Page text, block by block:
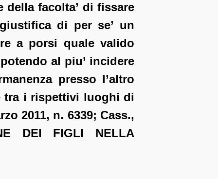
della facolta’ di fissare
di per se’ un
a porsi quale valido
al piu’ incidere
presso l’altro
tra i rispettivi luoghi di
2011, n. 6339; Cass.,
DEI FIGLI NELLA